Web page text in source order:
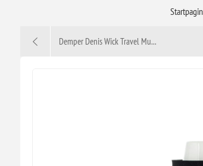
Demper Denis Wick Travel Mu...